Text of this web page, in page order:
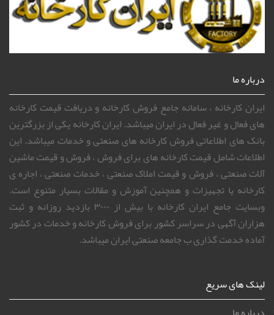
درباره ما
ایران کارخانه ، سامانه جامع فروش کارخانه و دریافت قیمت کارخانه
های فعال و غیر فعال در ایران میباشد. ایران کارخانه یکی از بزرگترین
بانک های اطلاعاتی فروش کارخانه های صنعتی و خدمات میباشد. این
اطلاعات شامل قیمت کارخانه های برای فروش ، فروش و قیمت ماشین
آلات صنعتی ، فروش و قیمت املاک صنعتی ، خدمات صنعتی ، اجاره ی
کارخانه یا تجهیزات و همچنین آموزش و مقالات بسیار متنوع است.
وبسایت جامع ایران کارخانه با بیش از ۳۰۰۰ بازدید روزانه و ثبت
هزاران آگهی در سراسر کشور برای فروش کارخانه و خدمات در کشور
آماده خدمت گذاری ب جامعه صنعتی ایران میباشد.
لینک های سریع